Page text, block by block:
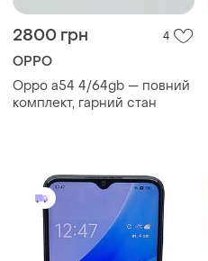
2800 грн 4
OPPO
Oppo a54 4/64gb — повний
комплект, гарний стан